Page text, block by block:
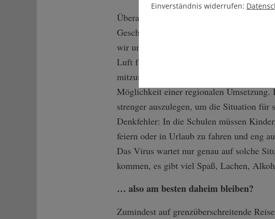
Überall dort, wo der Mindestabstand in
Geschäften, ist die Maskenpflicht
wir uns alle viel mehr draußen aufhalten,
Luft fast nicht infizieren. Und ich rate
mitzunehmen. Am schönsten wären
Möglichkeit einer regionalen
strenger auszulegen, um die Situation
Denkfehler: In die Schulen müssen
feiern oder in Urlaub zu fahren und eng
Das Virus wartet nur genau auf solche
kommen, es gibt viel Spaß, Lachen,
… also am besten daheim bleiben?
Zumindest auf grenzüberschreitende
Einverständnis widerrufen: